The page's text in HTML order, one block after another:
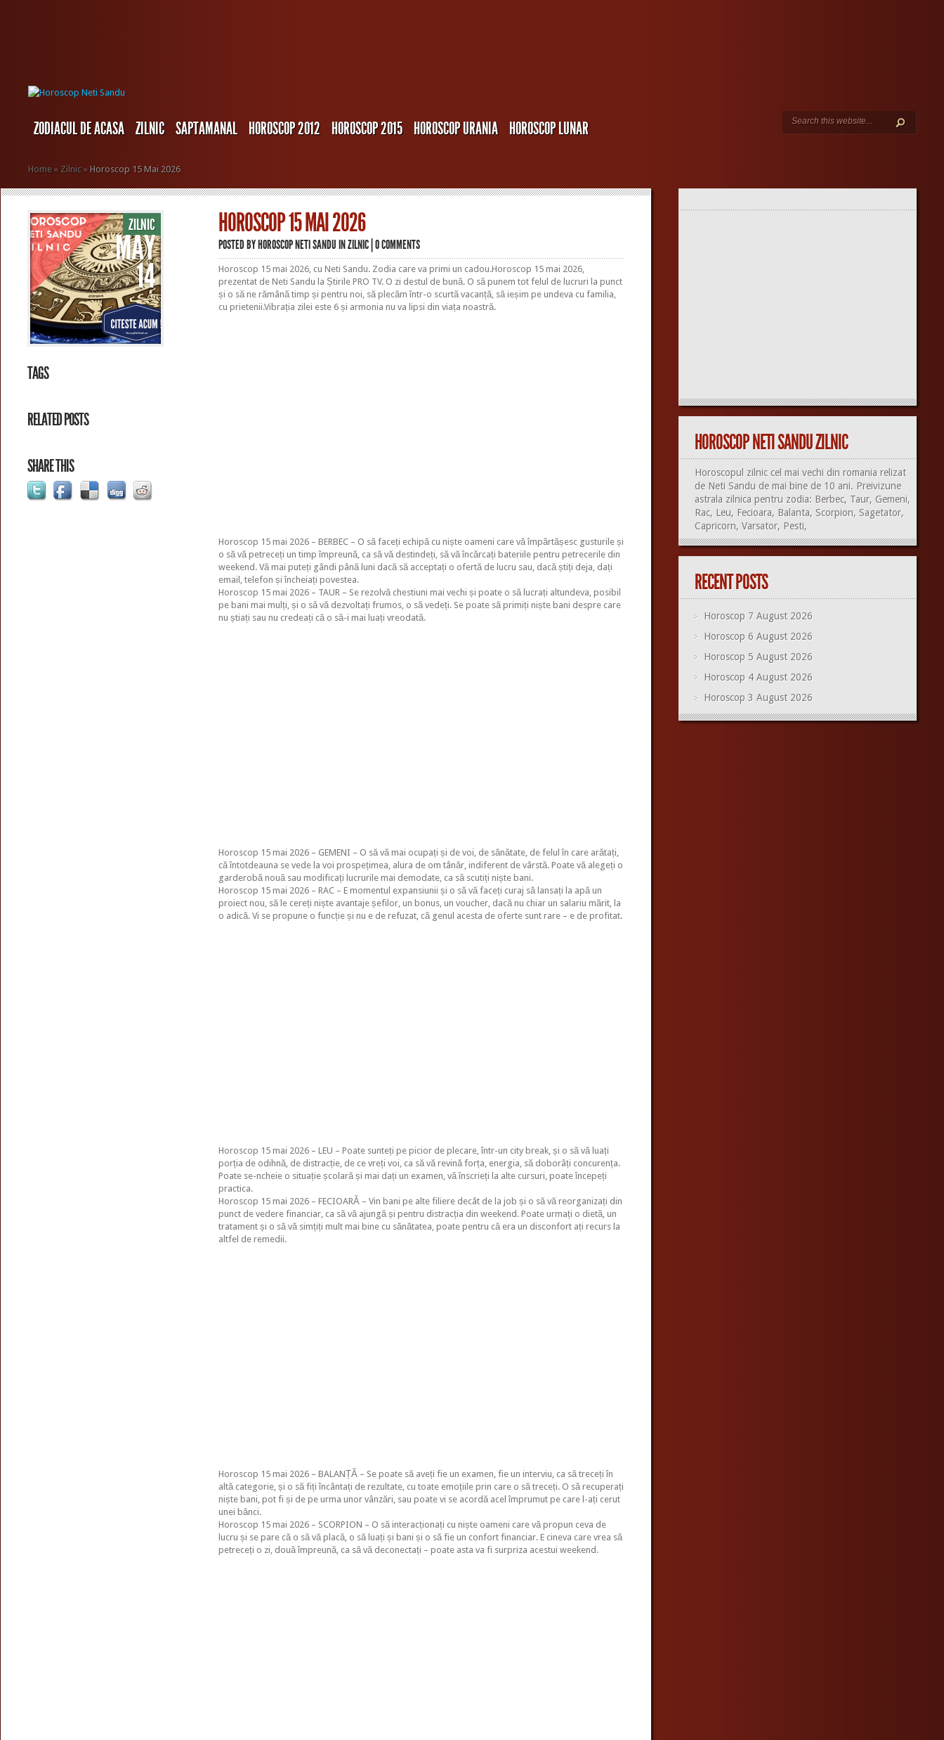
ZODIACUL DE ACASA ZILNIC SAPTAMANAL HOROSCOP 2012 HOROSCOP 2015 HOROSCOP URANIA HOROSCOP LUNAR
Home » Zilnic » Horoscop 15 Mai 2026
ZILNIC
MAY
14
TAGS
RELATED POSTS
SHARE THIS
HOROSCOP 15 MAI 2026
POSTED BYHOROSCOP NETI SANDUINZILNIC |0 COMMENTS
Horoscop 15 mai 2026, cu Neti Sandu. Zodia care va primi un cadou.Horoscop 15 mai 2026,
prezentat de Neti Sandu la Știrile PRO TV. O zi destul de bună. O să punem tot felul de lucruri la punct
și o să ne rămână timp și pentru noi, să plecăm într-o scurtă vacanță, să ieșim pe undeva cu familia,
cu prietenii.Vibrația zilei este 6 și armonia nu va lipsi din viața noastră.
Horoscop 15 mai 2026 – BERBEC – O să faceți echipă cu niște oameni care vă împărtășesc gusturile și
o să vă petreceți un timp împreună, ca să vă destindeți, să vă încărcați bateriile pentru petrecerile din
weekend. Vă mai puteți gândi până luni dacă să acceptați o ofertă de lucru sau, dacă știți deja, dați
email, telefon și încheiați povestea.
Horoscop 15 mai 2026 – TAUR – Se rezolvă chestiuni mai vechi și poate o să lucrați altundeva, posibil
pe bani mai mulți, și o să vă dezvoltați frumos, o să vedeți. Se poate să primiți niște bani despre care
nu știați sau nu credeați că o să-i mai luați vreodată.
Horoscop 15 mai 2026 – GEMENI – O să vă mai ocupați și de voi, de sănătate, de felul în care arătați,
că întotdeauna se vede la voi prospețimea, alura de om tânăr, indiferent de vârstă. Poate vă alegeți o
garderobă nouă sau modificați lucrurile mai demodate, ca să scutiți niște bani.
Horoscop 15 mai 2026 – RAC – E momentul expansiunii și o să vă faceți curaj să lansați la apă un
proiect nou, să le cereți niște avantaje șefilor, un bonus, un voucher, dacă nu chiar un salariu mărit, la
o adică. Vi se propune o funcție și nu e de refuzat, că genul acesta de oferte sunt rare – e de profitat.
Horoscop 15 mai 2026 – LEU – Poate sunteți pe picior de plecare, într-un city break, și o să vă luați
porția de odihnă, de distracție, de ce vreți voi, ca să vă revină forța, energia, să doborâți concurența.
Poate se-ncheie o situație școlară și mai dați un examen, vă înscrieți la alte cursuri, poate începeți
practica.
Horoscop 15 mai 2026 – FECIOARĂ – Vin bani pe alte filiere decât de la job și o să vă reorganizați din
punct de vedere financiar, ca să vă ajungă și pentru distracția din weekend. Poate urmați o dietă, un
tratament și o să vă simțiți mult mai bine cu sănătatea, poate pentru că era un disconfort ați recurs la
altfel de remedii.
Horoscop 15 mai 2026 – BALANȚĂ – Se poate să aveți fie un examen, fie un interviu, ca să treceți în
altă categorie, și o să fiți încântați de rezultate, cu toate emoțiile prin care o să treceți. O să recuperați
niște bani, pot fi și de pe urma unor vânzări, sau poate vi se acordă acel împrumut pe care l-ați cerut
unei bănci.
Horoscop 15 mai 2026 – SCORPION – O să interacționați cu niște oameni care vă propun ceva de
lucru și se pare că o să vă placă, o să luați și bani și o să fie un confort financiar. E cineva care vrea să
petreceți o zi, două împreună, ca să vă deconectați – poate asta va fi surpriza acestui weekend.
HOROSCOP NETI SANDU ZILNIC
Horoscopul zilnic cel mai vechi din romania relizat
de Neti Sandu de mai bine de 10 ani. Preivizune
astrala zilnica pentru zodia: Berbec, Taur, Gemeni,
Rac, Leu, Fecioara, Balanta, Scorpion, Sagetator,
Capricorn, Varsator, Pesti,
RECENT POSTS
Horoscop 7 August 2026
Horoscop 6 August 2026
Horoscop 5 August 2026
Horoscop 4 August 2026
Horoscop 3 August 2026